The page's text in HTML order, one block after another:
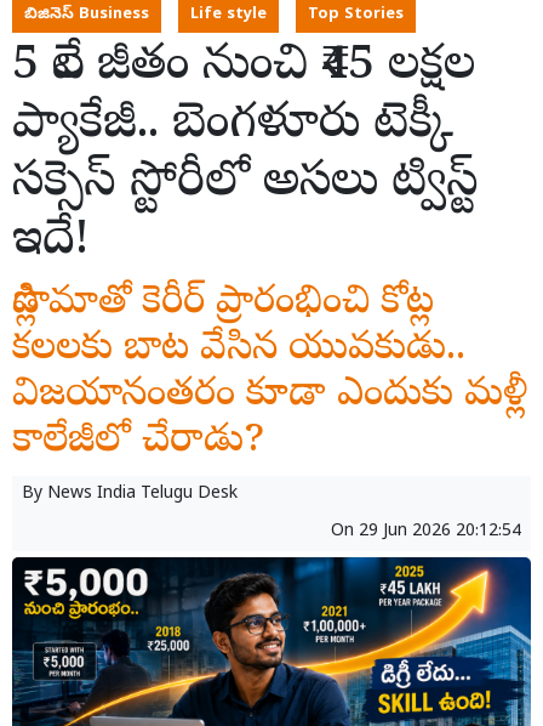
బిజినెస్ Business
Life style Top Stories
5 వేల జీతం నుంచి ₹45 లక్షల
ప్యాకేజీ.. బెంగళూరు టెక్కీ
సక్సెస్ స్టోరీలో అసలు ట్విస్ట్
ఇదే!
డిప్లొమాతో కెరీర్ ప్రారంభించి కోట్ల
కలలకు బాట వేసిన యువకుడు..
విజయానంతరం కూడా ఎందుకు మళ్లీ
కాలేజీలో చేరాడు?
By News India Telugu Desk
On 29 Jun 2026 20:12:54